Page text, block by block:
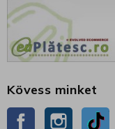
Kövess minket
FacebookInstagram